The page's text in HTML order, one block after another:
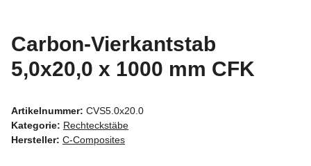
Carbon-Vierkantstab
5,0x20,0 x 1000 mm CFK
Artikelnummer: CVS5.0x20.0
Kategorie: Rechteckstäbe
Hersteller: C-Composites